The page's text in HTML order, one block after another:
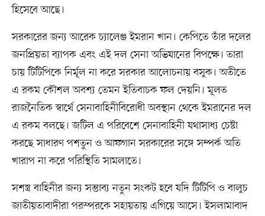
হিসেবে আছে।
সরকারের জন্য আরেক চ্যালেঞ্জ ইমরান খান। কেপিতে তাঁর দলের
জনপ্রিয়তা ব্যাপক এবং এই দল সেনা অভিযানের বিপক্ষে। তারা
চায় টিটিপিকে নির্মূল না করে সরকার আলোচনায় বসুক। অতীতে
এ রকম কৌশল অবশ্য তেমন ইতিবাচক ফল দেয়নি। মূলত
রাজনৈতিক স্বার্থে সেনাবাহিনীবিরোধী অবস্থান থেকে ইমরানের দল
এ রকম বলছে। জটিল এ পরিবেশে সেনাবাহিনী যথাসাধ্য চেষ্টা
করছে সাধারণ পশতুন ও আফগান সরকারের সঙ্গে সম্পর্ক অতি
খারাপ না করে পরিস্থিতি সামলাতে।
সশস্ত্র বাহিনীর জন্য সম্ভাব্য নতুন সংকট হবে যদি টিটিপি ও বালুচ
জাতীয়তাবাদীরা পরস্পরকে সহায়তায় এগিয়ে আসে। ইসলামাবাদ